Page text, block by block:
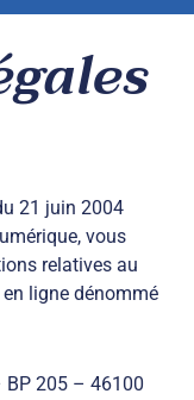
21 juin 2004
vous
relatives au
ligne dénommé
BP 205 – 46100